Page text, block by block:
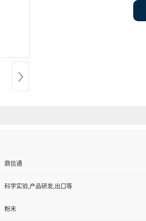
鼎信通
科学实验,产品研发,出口等
粉末